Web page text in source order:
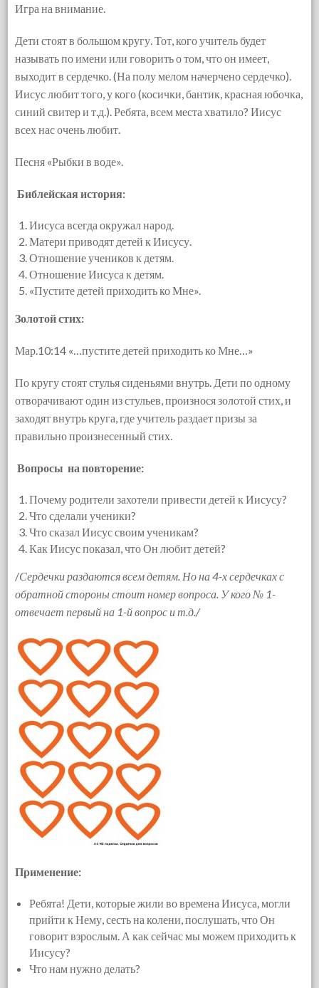
Игра на внимание.
Дети стоят в большом кругу. Тот, кого учитель будет
называть по имени или говорить о том, что он имеет,
выходит в сердечко. (На полу мелом начерчено сердечко).
Иисус любит того, у кого (косички, бантик, красная юбочка,
синий свитер и т.д.). Ребята, всем места хватило? Иисус
всех нас очень любит.
Песня «Рыбки в воде».
Библейская история:
Иисуса всегда окружал народ.
Матери приводят детей к Иисусу.
Отношение учеников к детям.
Отношение Иисуса к детям.
«Пустите детей приходить ко Мне».
Золотой стих:
Мар.10:14 «…пустите детей приходить ко Мне…»
По кругу стоят стулья сиденьями внутрь. Дети по одному
отворачивают один из стульев, произнося золотой стих, и
заходят внутрь круга, где учитель раздает призы за
правильно произнесенный стих.
Вопросы на повторение:
Почему родители захотели привести детей к Иисусу?
Что сделали ученики?
Что сказал Иисус своим ученикам?
Как Иисус показал, что Он любит детей?
/Сердечки раздаются всем детям. Но на 4-х сердечках с
обратной стороны стоит номер вопроса. У кого № 1-
отвечает первый на 1-й вопрос и т.д./
Применение:
Ребята! Дети, которые жили во времена Иисуса, могли
прийти к Нему, сесть на колени, послушать, что Он
говорит взрослым. А как сейчас мы можем приходить к
Иисусу?
Что нам нужно делать?